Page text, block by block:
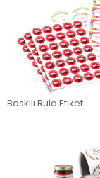
Baskılı Rulo Etiket